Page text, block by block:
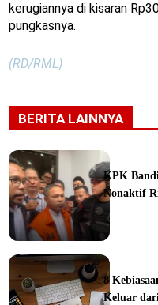
kerugiannya di kisaran
pungkasnya.
(RD/RML)
BERITA LAINNYA
KPK
Nonaktif
8
Keluar